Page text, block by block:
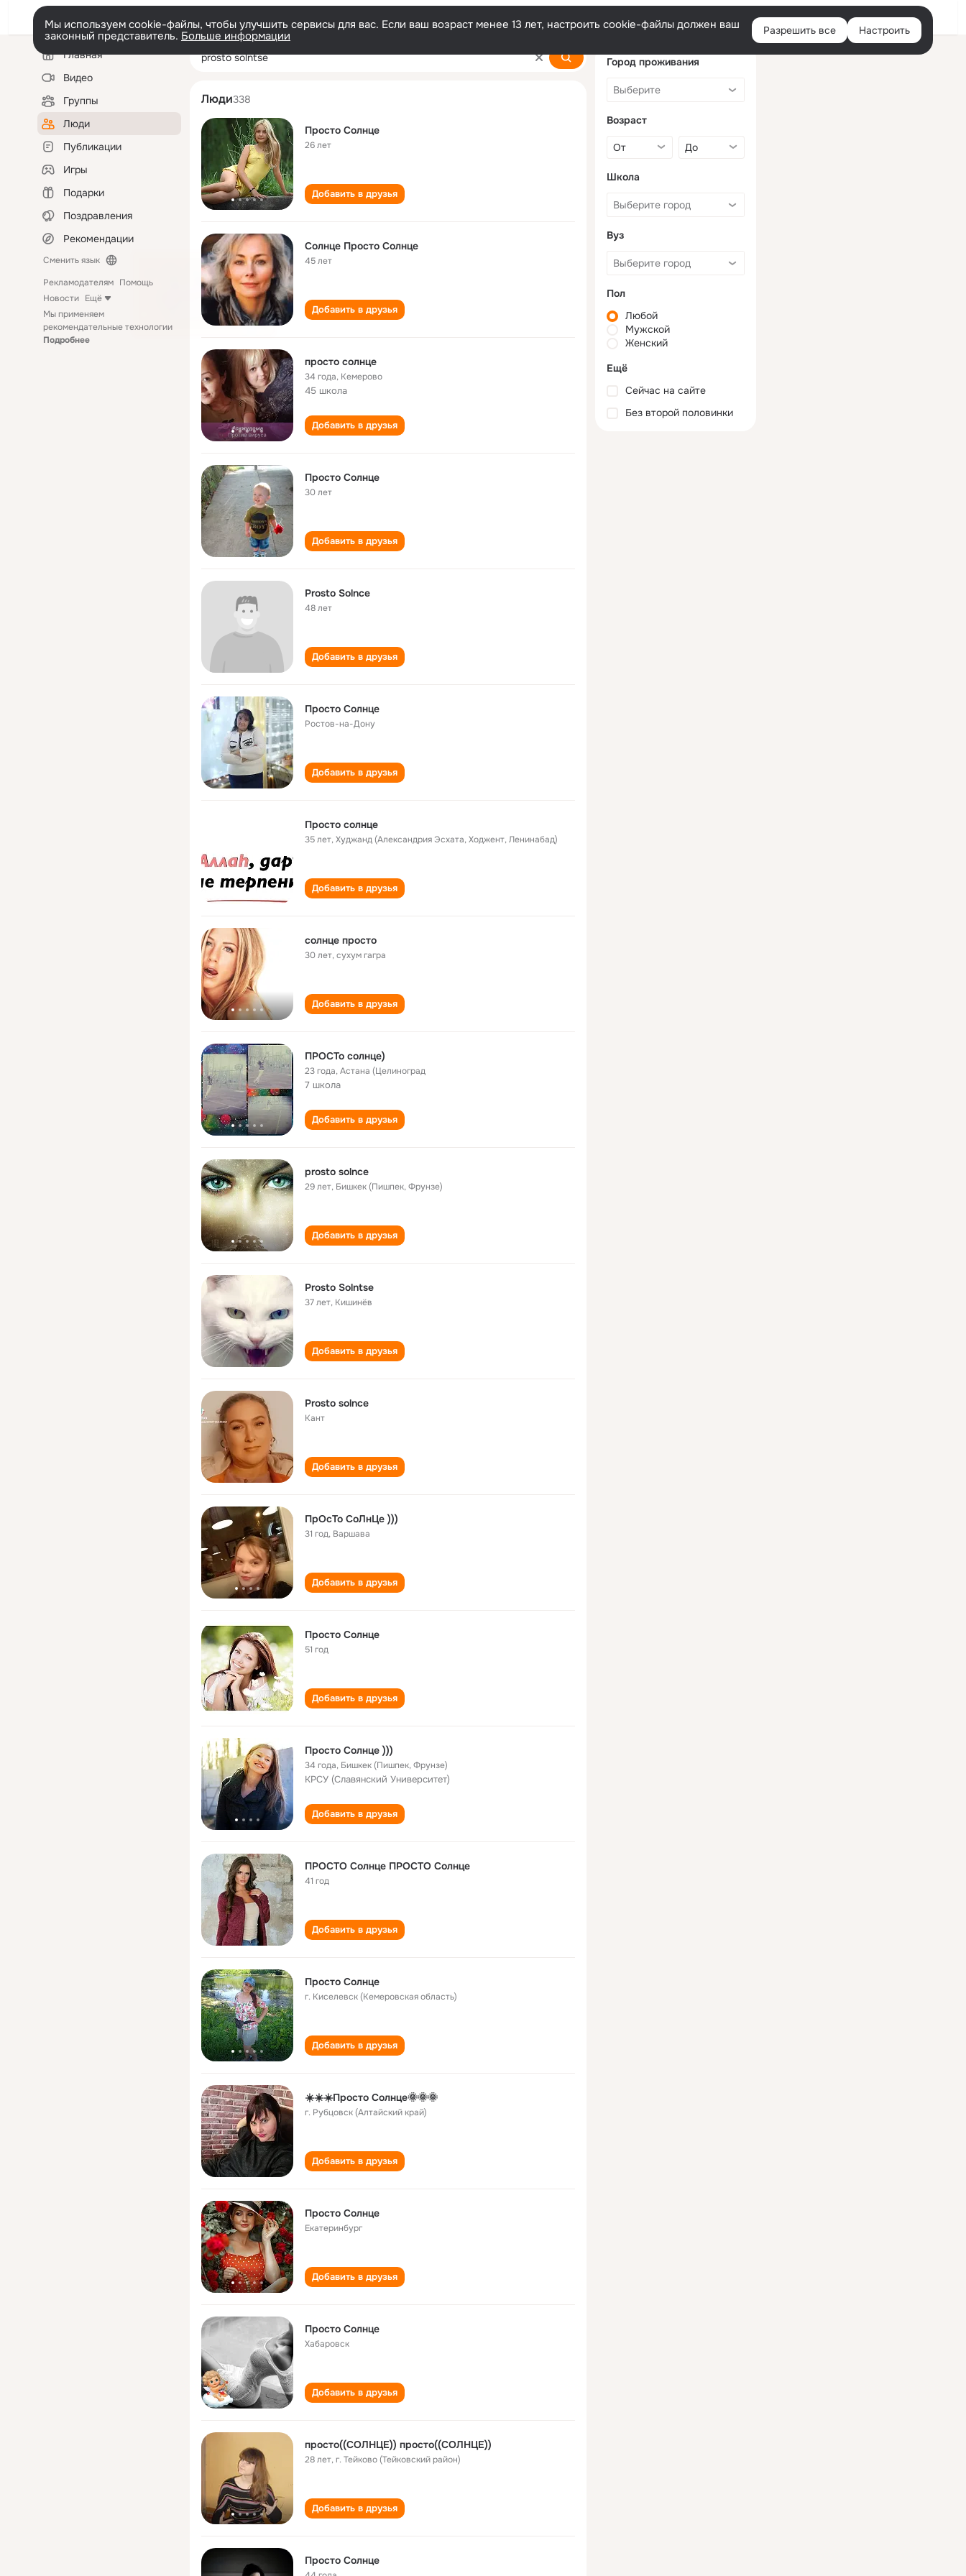
Войти
Мы используем cookie-файлы, чтобы улучшить сервисы для вас. Если ваш возраст менее 13 лет, настроить cookie-файлы должен ваш
законный представитель. Больше информации Разрешить все Настроить
Левая
колонкаГлавная
Видео
Группы
Люди
Публикации
Игры
Подарки
Поздравления
Рекомендации
Сменить язык
Рекламодателям Помощь
Новости Ещё
Мы применяем
рекомендательные технологии
Подробнее
prosto solntse
Люди338
Просто Солнце
26 лет
Добавить в друзья
Солнце Просто Солнце
45 лет
Добавить в друзья
просто солнце
34 года, Кемерово
45 школа
Добавить в друзья
Просто Солнце
30 лет
Добавить в друзья
Prosto Solnce
48 лет
Добавить в друзья
Просто Солнце
Ростов-на-Дону
Добавить в друзья
Просто солнце
35 лет,Худжанд (Александрия Эсхата, Ходжент, Ленинабад)
Добавить в друзья
солнце просто
30 лет,сухум гагра
Добавить в друзья
ПРОСТо солнце)
23 года,Астана (Целиноград
7 школа
Добавить в друзья
prosto solnce
29 лет, Бишкек (Пишпек, Фрунзе)
Добавить в друзья
Prosto Solntse
37 лет, Кишинёв
Добавить в друзья
Prosto solnce
Кант
Добавить в друзья
ПрОсТо СоЛнЦе )))
31 год, Варшава
Добавить в друзья
Просто Солнце
51 год
Добавить в друзья
Просто Солнце )))
34 года, Бишкек (Пишпек, Фрунзе)
КРСУ (Славянский Университет)
Добавить в друзья
ПРОСТО Солнце ПРОСТО Солнце
41 год
Добавить в друзья
Просто Солнце
г. Киселевск (Кемеровская область)
Добавить в друзья
☀️☀️☀️Просто Солнце🌞🌞🌞
г. Рубцовск (Алтайский край)
Добавить в друзья
Просто Солнце
Екатеринбург
Добавить в друзья
Просто Солнце
Хабаровск
Добавить в друзья
просто((СОЛНЦЕ)) просто((СОЛНЦЕ))
28 лет,г. Тейково (Тейковский район)
Добавить в друзья
Просто Солнце
Город проживания
Возраст
Школа
Вуз
Пол
Любой
Мужской
Женский
Ещё
Сейчас на сайте
Без второй половинки